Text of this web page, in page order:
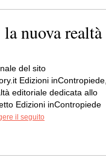
nuova realtà
del sito
Edizioni
editoriale dedicata allo
Edizioni inContropiede
il seguito